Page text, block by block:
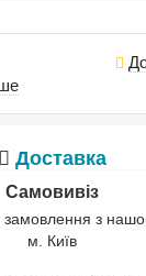
Доставка
Самовивіз
з
м. Київ